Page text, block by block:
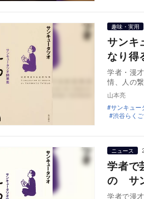
趣味・実用
サンキ
なり得
学者・漫
情、人の
山本亮
サンキュー
渋谷らくご
ニュース
学者で
の サ
学者で漫